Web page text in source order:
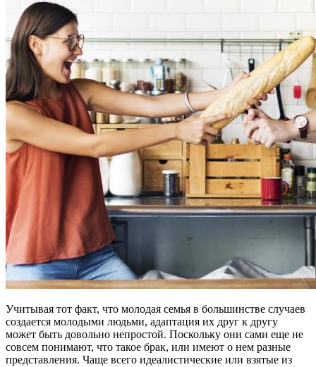
Учитывая тот факт, что молодая семья в большинстве случаев
создается молодыми людьми, адаптация их друг к другу
может быть довольно непростой. Поскольку они сами еще не
совсем понимают, что такое брак, или имеют о нем разные
представления. Чаще всего идеалистические или взятые из